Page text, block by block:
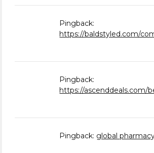
Pingback:
https://baldstyled.com/
Pingback:
https://ascenddeals.com/
Pingback: global